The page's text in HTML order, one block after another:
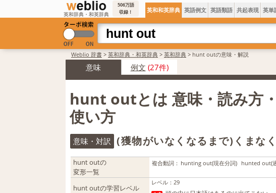
英和辞典・和英辞典
506万語
収録！
英和和英辞典 英語例文 英語類語 共起表現 英単
Weblio 辞書 > 英和辞典・和英辞典 > 英和辞典 > hunt outの意味・解説
意味 例文 (27件)
hunt outとは 意味・読み方・
使い方
意味・対訳 (獲物がいなくなるまで)くまな
hunt outの
変形一覧
複合動詞： hunting out(現在分詞) hunted out(
hunt outの学習レベル
レベル ： 29